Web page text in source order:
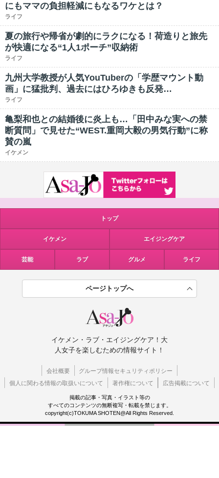
にもママの負担軽減にもなるワケとは？
ライフ
夏の旅行や帰省が劇的にラクになる！荷造りと旅先
が快適になる“1人1ポーチ”収納術
ライフ
九州大学教授が人気YouTuberの「学歴マウント動
画」に猛批判、過去にはひろゆきも反発…
ライフ
亀梨和也との結婚後に炎上も…「田中みな実への禁
断質問」で見せた“WEST.重岡大毅の男気行動”に称
賛の嵐
イケメン
トップ
イケメン エイジングケア
芸能 ラブ グルメ ライフ
ページトップへ
イケメン・ラブ・エイジングケア！大
人女子を楽しむための情報サイト！
会社概要
グループ情報セキュリティポリシー
個人に関わる情報の取扱いについて
著作権について 広告掲載について
掲載の記事・写真・イラスト等の
すべてのコンテンツの無断複写・転載を禁じます。
copyright(c)TOKUMA SHOTEN@All Rights Reserved.